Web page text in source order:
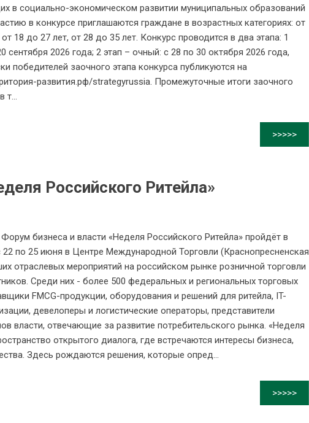
в социально-экономическом развитии муниципальных образований
в конкурсе приглашаются граждане в возрастных категориях: от
18 до 27 лет, от 28 до 35 лет. Конкурс проводится в два этапа: 1
сентября 2026 года; 2 этап – очный: с 28 по 30 октября 2026 года,
победителей заочного этапа конкурса публикуются на
развития.рф/strategyrussia. Промежуточные итоги заочного
т...
>>>>>
Российского Ритейла»
бизнеса и власти «Неделя Российского Ритейла» пройдёт в
по 25 июня в Центре Международной Торговли (Краснопресненская
отраслевых мероприятий на российском рынке розничной торговли
Среди них - более 500 федеральных и региональных торговых
FMCG-продукции, оборудования и решений для ритейла, IT-
девелоперы и логистические операторы, представители
власти, отвечающие за развитие потребительского рынка. «Неделя
открытого диалога, где встречаются интересы бизнеса,
Здесь рождаются решения, которые опред...
>>>>>